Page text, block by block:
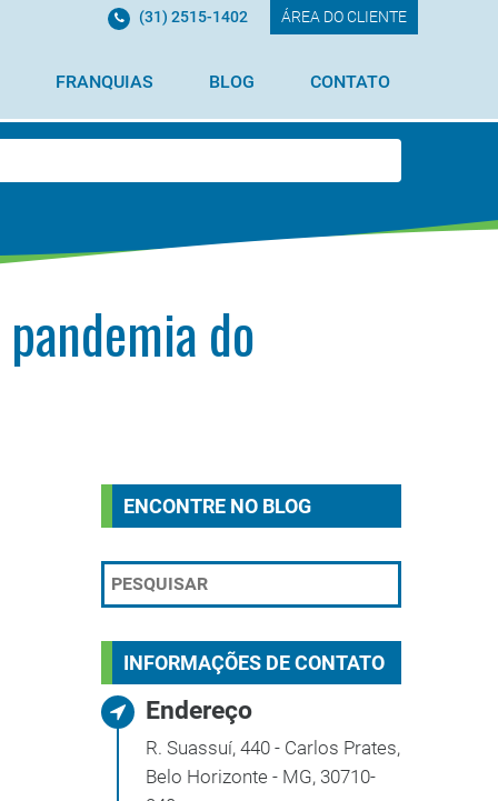
ÁREA DO CLIENTE
(31) 2515-1402
FRANQUIAS BLOG CONTATO
do
ENCONTRE NO BLOG
INFORMAÇÕES DE CONTATO
Endereço
R. Suassuí, 440 - Carlos Prates,
Belo Horizonte - MG, 30710-